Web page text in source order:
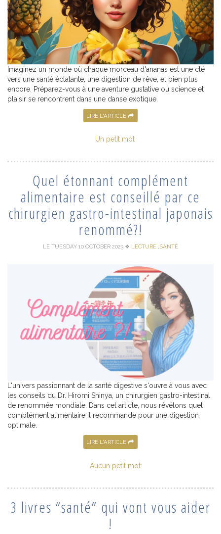
Imaginez un monde où chaque morceau d'ananas est une clé
vers une santé éclatante, une digestion de rêve, et bien plus
encore. Préparez-vous à une aventure gustative où science et
plaisir se rencontrent dans une danse exotique.
LIRE L'ARTICLE
Un petit mot
Quel étonnant complément
alimentaire est conseillé par ce
chirurgien gastro-intestinal japonais
renommé?!
LE TUESDAY 10 OCTOBER 2023 ❖ LECTURE ,SANTÉ
L'univers passionnant de la santé digestive s'ouvre à vous avec
les conseils du Dr. Hiromi Shinya, un chirurgien gastro-intestinal
de renommée mondiale. Dans cet article, nous révélons quel
complément alimentaire il recommande pour une digestion
optimale.
LIRE L'ARTICLE
Aucun petit mot
3 livres “santé” qui vont vous aider
!